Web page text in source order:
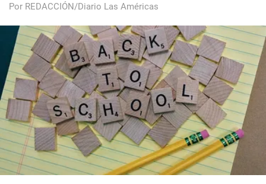
Por REDACCIÓN/Diario Las Américas